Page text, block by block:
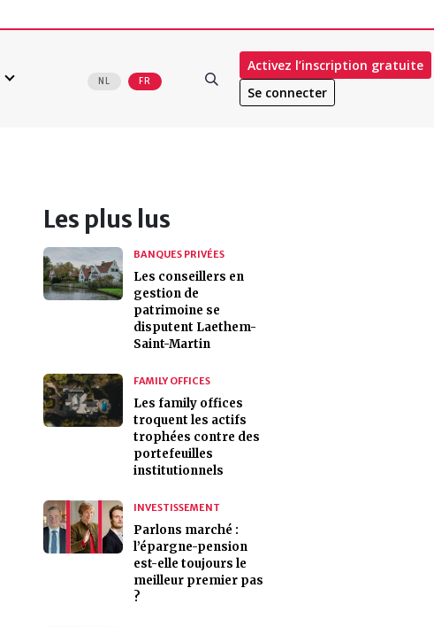
NL FR
Activez l’inscription gratuite
Se connecter
Les plus lus
BANQUES PRIVÉES
Les conseillers en
gestion de
patrimoine se
disputent Laethem-
Saint-Martin
FAMILY OFFICES
Les family offices
troquent les actifs
trophées contre des
portefeuilles
institutionnels
INVESTISSEMENT
Parlons marché :
l’épargne-pension
est-elle toujours le
meilleur premier pas
?